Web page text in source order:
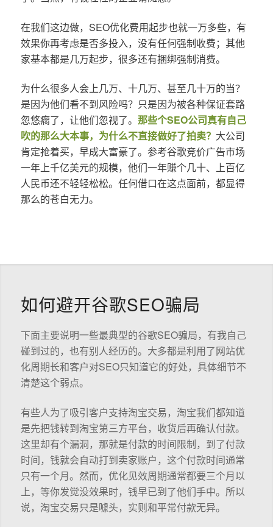
在我们这边做，SEO优化费用起步也就一万多些，有
效果你再考虑是否多投入，没有任何强制收费；其他
家基本都是几万起步，很多还有捆绑强制消费。
为什么很多人会上几万、十几万、甚至几十万的当？
是因为他们看不到风险吗？只是因为被各种保证套路
忽悠瘸了，让他们忽视了。 那些个SEO公司真有自己
吹的那么大本事，为什么不直接做好了拍卖？ 大公司
肯定抢着买，早成大富豪了。参考谷歌竞价广告市场
一年上千亿美元的规模，他们一年赚个几十、上百亿
人民币还不轻轻松松。任何借口在这点面前，都显得
那么的苍白无力。
如何避开谷歌SEO骗局
下面主要说明一些最典型的谷歌SEO骗局，有我自己
碰到过的，也有别人经历的。大多都是利用了网站优
化周期长和客户对SEO只知道它的好处，具体细节不
清楚这个弱点。
有些人为了吸引客户支持淘宝交易，淘宝我们都知道
是先把钱转到淘宝第三方平台，收货后再确认付款。
这里却有个漏洞，那就是付款的时间限制，到了付款
时间，钱就会自动打到卖家账户，这个付款时间通常
只有一个月。然而，优化见效周期通常都要三个月以
上，等你发觉没效果时，钱早已到了他们手中。所以
说，淘宝交易只是噱头，实则和平常付款无异。